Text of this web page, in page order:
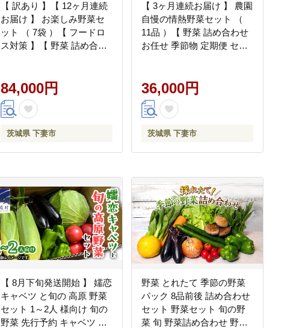
【 訳あり 】【 12ヶ月連続
お届け 】 お楽しみ野菜セ
ット （ 7袋 ）【 フードロ
ス対策 】【 野菜 詰め合わ
リ かぶ 人参 里芋 たまねぎ
玉ねぎ ルッコラ ほうれん
草 春菊 大根 芽キャベツ レ
も とうもろこし そら豆 枝
豆 パクチー ビーツ ほうれ
すトマト かぼちゃ 】
84,000円
茨城県 下妻市
【 3ヶ月連続お届け 】 農園
自慢の情熱野菜セット （
11品 ）【 野菜 詰め合わせ
お任せ 季節物 定期便 セッ
たまねぎ 玉ねぎ ルッコラ
ほうれん草 春菊 大根 芽キ
ャベツ レタス じゃがいも
そら豆 枝豆 パクチー ビー
ツ ほうれん草 キャベツ ピ
ゃ 】
36,000円
茨城県 下妻市
【 8月下旬発送開始 】 嬬恋
キャベツ と旬の 高原 野菜
セット 1～2人 様向け 旬の
野菜 先行予約 キャベツ 群
野菜 とれたて 季節の野菜
パック 8品前後 詰め合わせ
セット 野菜セット 旬の野
菜 旬 野菜詰め合わせ 野菜